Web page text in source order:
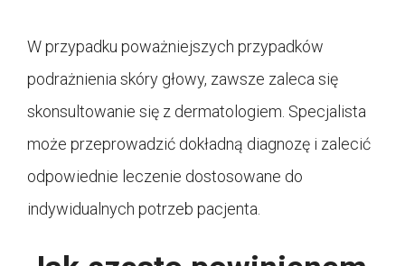
W przypadku poważniejszych przypadków
podrażnienia skóry głowy, zawsze zaleca się
skonsultowanie się z dermatologiem. Specjalista
może przeprowadzić dokładną diagnozę i zalecić
odpowiednie leczenie dostosowane do
indywidualnych potrzeb pacjenta.